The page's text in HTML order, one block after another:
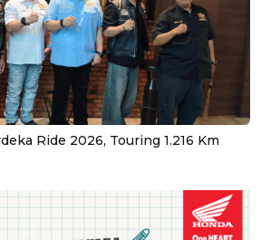
Ride 2026, Touring 1.216 Km